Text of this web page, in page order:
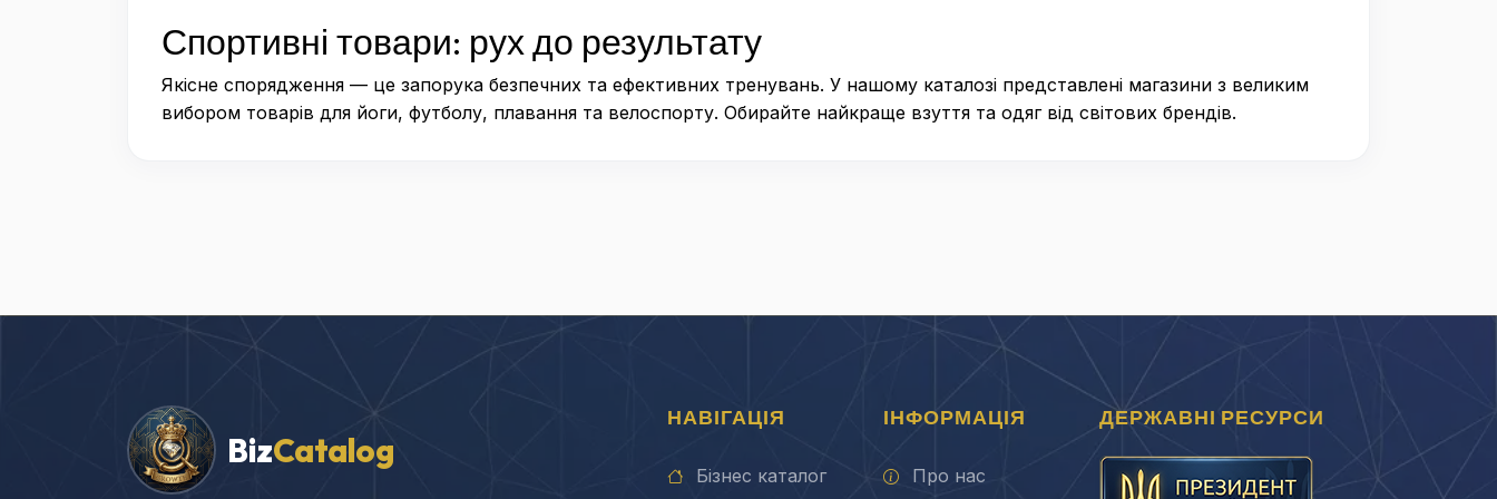
Спортивні товари: рух до результату
Якісне спорядження — це запорука безпечних та ефективних тренувань. У нашому каталозі представлені магазини з великим
вибором товарів для йоги, футболу, плавання та велоспорту. Обирайте найкраще взуття та одяг від світових брендів.
BizCatalog
НАВІГАЦІЯ
Бізнес каталог
ІНФОРМАЦІЯ
Про нас
ДЕРЖАВНІ РЕСУРСИ